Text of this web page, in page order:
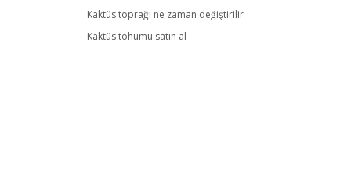
Kaktüs toprağı ne zaman değiştirilir
Kaktüs tohumu satın al